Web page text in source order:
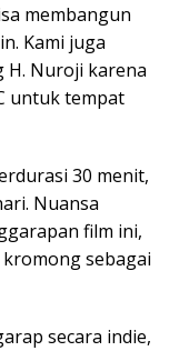
membangun
Kami juga
H. Nuroji karena
untuk tempat
30 menit,
Nuansa
film ini,
sebagai
secara indie,